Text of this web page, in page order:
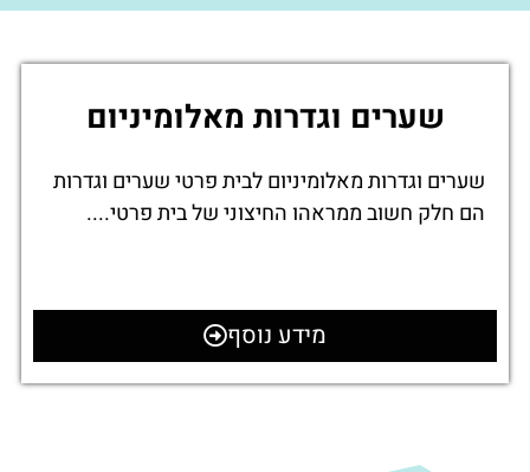
שערים וגדרות מאלומיניום
שערים וגדרות מאלומיניום לבית פרטי שערים וגדרות
הם חלק חשוב ממראהו החיצוני של בית פרטי....
מידע נוסף